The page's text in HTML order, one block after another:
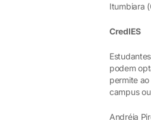
Itumbiara
CredIES
podem
permite
campus
Andréia